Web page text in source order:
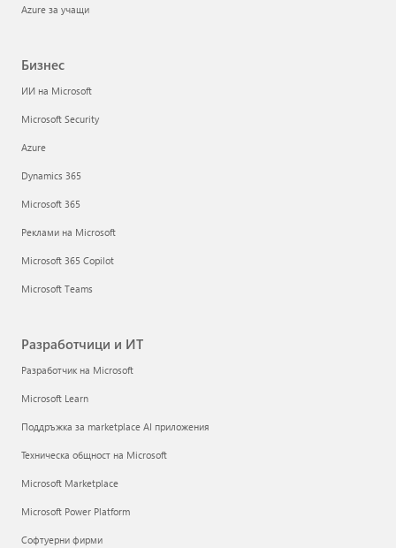
Azure за учащи
Бизнес
ИИ на Microsoft
Microsoft Security
Azure
Dynamics 365
Microsoft 365
Реклами на Microsoft
Microsoft 365 Copilot
Microsoft Teams
Разработчици и ИТ
Разработчик на Microsoft
Microsoft Learn
Поддръжка за marketplace AI приложения
Техническа общност на Microsoft
Microsoft Marketplace
Microsoft Power Platform
Софтуерни фирми